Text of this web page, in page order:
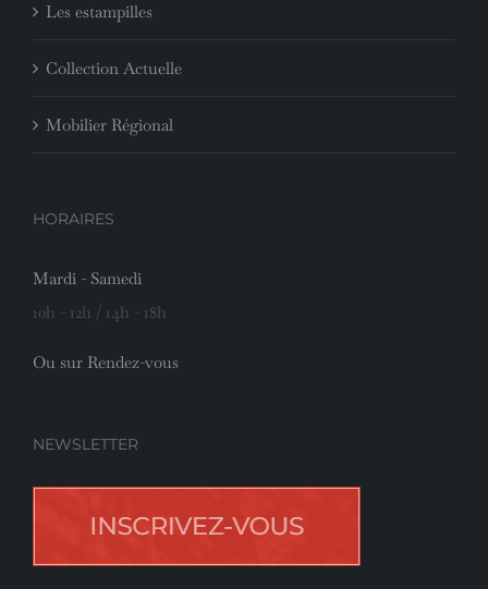
Les estampilles
Collection Actuelle
Mobilier Régional
HORAIRES
Mardi - Samedi
10h - 12h / 14h - 18h
Ou sur Rendez-vous
NEWSLETTER